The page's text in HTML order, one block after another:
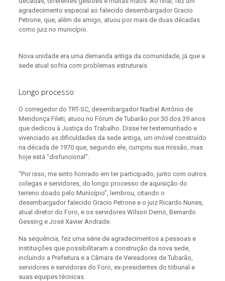
agradecimento especial ao falecido desembargador Gracio
Petrone, que, além de amigo, atuou por mais de duas décadas
como juiz no município.
Nova unidade era uma demanda antiga da comunidade, já que a
sede atual sofria com problemas estruturais
Longo processo
O corregedor do TRT-SC, desembargador Narbal Antônio de
Mendonça Fileti, atuou no Fórum de Tubarão por 30 dos 39 anos
que dedicou à Justiça do Trabalho. Disse ter testemunhado e
vivenciado as dificuldades da sede antiga, um imóvel construído
na década de 1970 que, segundo ele, cumpriu sua missão, mas
hoje está “disfuncional”.
“Por isso, me sinto honrado em ter participado, junto com outros
colegas e servidores, do longo processo de aquisição do
terreno doado pelo Município”, lembrou, citando o
desembargador falecido Gracio Petrone e o juiz Ricardo Nunes,
atual diretor do Foro, e os servidores Wilson Demo, Bernardo
Gessing e José Xavier Andrade.
Na sequência, fez uma série de agradecimentos a pessoas e
instituições que possibilitaram a construção da nova sede,
incluindo a Prefeitura e a Câmara de Vereadores de Tubarão,
servidores e servidoras do Foro, ex-presidentes do tribunal e
suas equipes técnicas.